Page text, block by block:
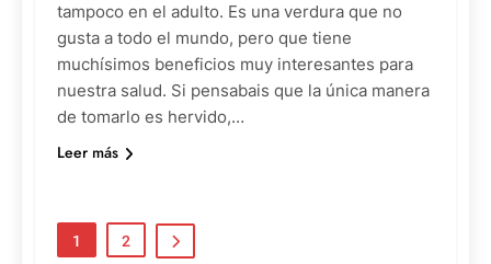
tampoco en el adulto. Es una verdura que no
gusta a todo el mundo, pero que tiene
muchísimos beneficios muy interesantes para
nuestra salud. Si pensabais que la única manera
de tomarlo es hervido,…
Leer más
1 2